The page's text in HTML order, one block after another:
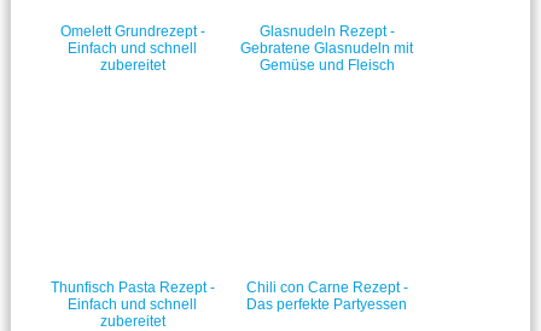
Omelett Grundrezept -
Einfach und schnell
zubereitet
Glasnudeln Rezept -
Gebratene Glasnudeln mit
Gemüse und Fleisch
Thunfisch Pasta Rezept -
Einfach und schnell
zubereitet
Chili con Carne Rezept -
Das perfekte Partyessen